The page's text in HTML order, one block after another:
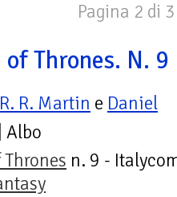
Pagina 2 di 3
of Thrones. N. 9
R. Martin e Daniel
| Albo
n. 9 -